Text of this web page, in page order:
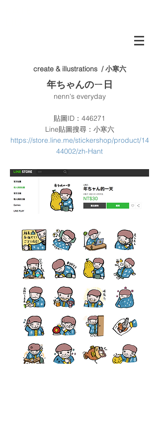
create & illustrations / 小寒六
年ちゃんのㄧ日
nenn's everyday
貼圖ID：446271
Line貼圖搜尋：小寒六
https://store.line.me/stickershop/product/14
44002/zh-Hant